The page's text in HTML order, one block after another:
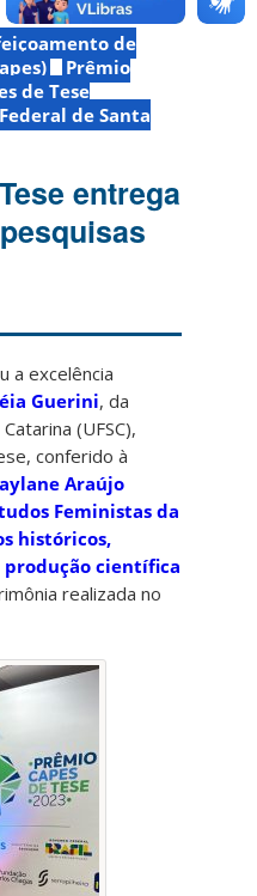
de
Prêmio
de Tese
de Santa
entrega
a excelência
Guerini, da
(UFSC),
conferido à
Araújo
Feministas da
históricos,
produção científica
realizada no